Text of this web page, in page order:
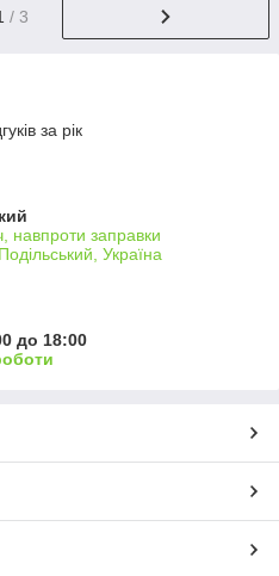
/ 3
за рік
навпроти заправки
Україна
до 18:00